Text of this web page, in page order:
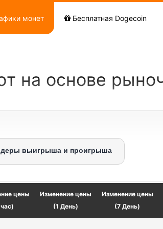
Бесплатная Dogecoin
монет
на основе
выигрыша и проигрыша
цены
Изменение цены
(1 День)
Изменение цены
(7 День)